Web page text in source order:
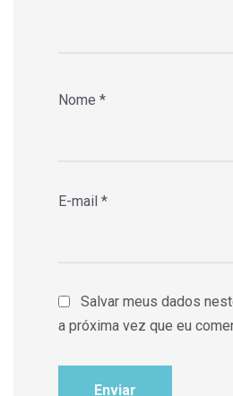
Nome *
E-mail *
Salvar meus dados
a próxima vez que eu